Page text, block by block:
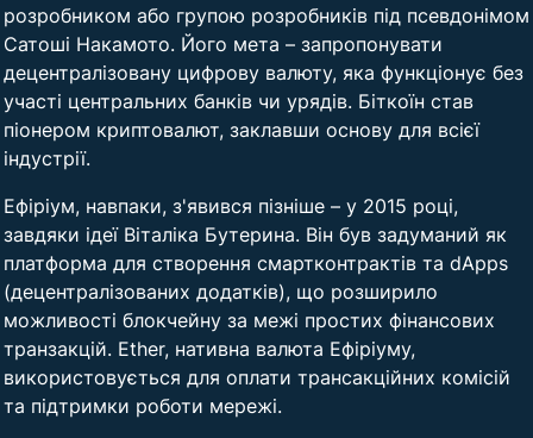
розробником або групою розробників під псевдонімом
Сатоші Накамото. Його мета – запропонувати
децентралізовану цифрову валюту, яка функціонує без
участі центральних банків чи урядів. Біткоїн став
піонером криптовалют, заклавши основу для всієї
індустрії.
Ефіріум, навпаки, з'явився пізніше – у 2015 році,
завдяки ідеї Віталіка Бутерина. Він був задуманий як
платформа для створення смартконтрактів та dApps
(децентралізованих додатків), що розширило
можливості блокчейну за межі простих фінансових
транзакцій. Ether, нативна валюта Ефіріуму,
використовується для оплати трансакційних комісій
та підтримки роботи мережі.